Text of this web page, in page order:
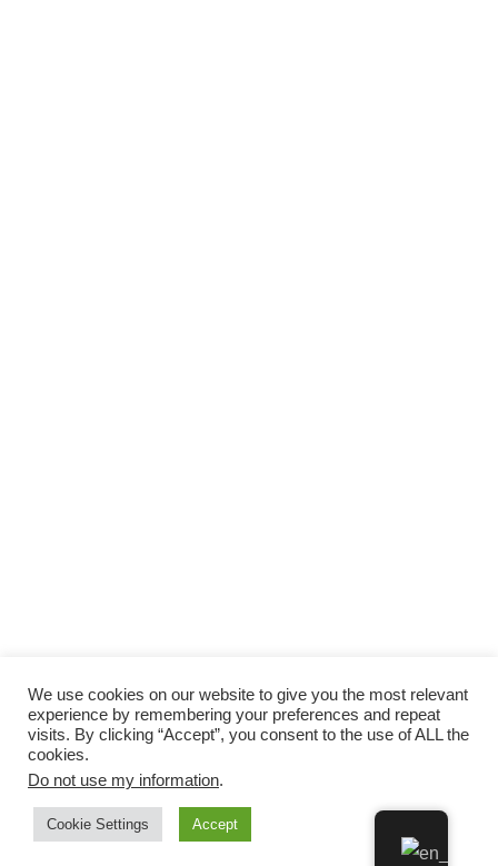
We use cookies on our website to give you the most relevant
experience by remembering your preferences and repeat
visits. By clicking “Accept”, you consent to the use of ALL the
cookies.
Do not use my information.
Cookie Settings Accept